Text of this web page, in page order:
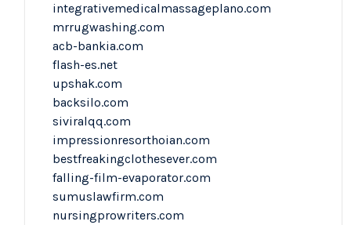
integrativemedicalmassageplano.com
mrrugwashing.com
acb-bankia.com
flash-es.net
upshak.com
backsilo.com
siviralqq.com
impressionresorthoian.com
bestfreakingclothesever.com
falling-film-evaporator.com
sumuslawfirm.com
nursingprowriters.com